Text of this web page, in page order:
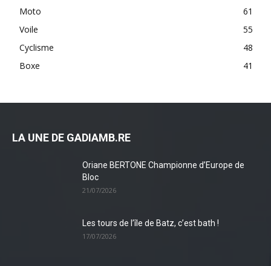
Moto
61
Voile
55
Cyclisme
48
Boxe
41
LA UNE DE GADIAMB.RE
Oriane BERTONE Championne d’Europe de
Bloc
21/07/2026
Les tours de l’île de Batz, c’est bath !
17/07/2026